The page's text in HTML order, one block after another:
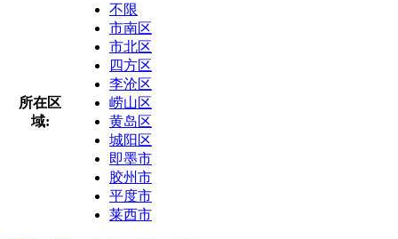
所在区
域:
不限
市南区
市北区
四方区
李沧区
崂山区
黄岛区
城阳区
即墨市
胶州市
平度市
莱西市